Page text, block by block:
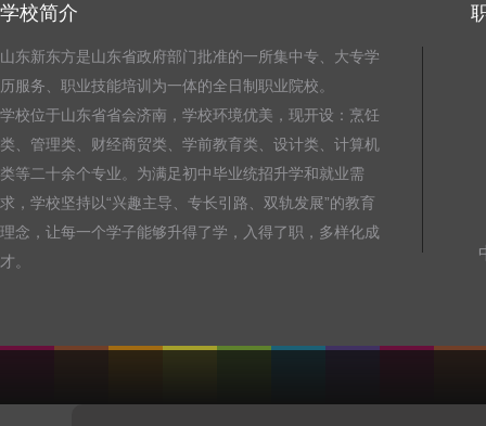
学校简介
山东新东方是山东省政府部门批准的一所集中专、大专学
历服务、职业技能培训为一体的全日制职业院校。
学校位于山东省省会济南，学校环境优美，现开设：烹饪
类、管理类、财经商贸类、学前教育类、设计类、计算机
类等二十余个专业。为满足初中毕业统招升学和就业需
求，学校坚持以“兴趣主导、专长引路、双轨发展”的教育
理念，让每一个学子能够升得了学，入得了职，多样化成
才。